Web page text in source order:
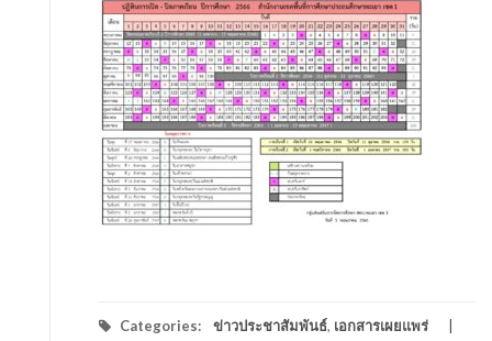
Categories: ข่าวประชาสัมพันธ์, เอกสารเผยแพร่